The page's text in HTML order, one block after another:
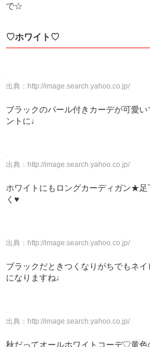
で☆
♡ホワイト♡
出典： http://image.search.yahoo.co.jp/
ブラックのパール付きカーデが可愛
ントに♩
出典： http://image.search.yahoo.co.jp/
ホワイトにもロングカーディガン★
く♥
出典： http://image.search.yahoo.co.jp/
ブラックだときつくなりがちでもネ
になりますね♩
出典： http://image.search.yahoo.co.jp/
秋だってオールホワイトコーデ♡黄